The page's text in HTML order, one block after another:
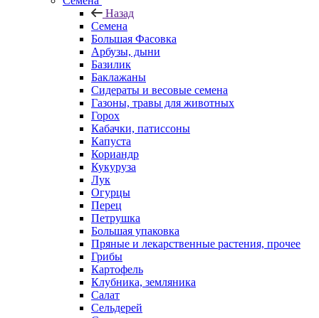
Назад
Семена
Большая Фасовка
Арбузы, дыни
Базилик
Баклажаны
Сидераты и весовые семена
Газоны, травы для животных
Горох
Кабачки, патиссоны
Капуста
Кориандр
Кукуруза
Лук
Огурцы
Перец
Петрушка
Большая упаковка
Пряные и лекарственные растения, прочее
Грибы
Картофель
Клубника, земляника
Салат
Сельдерей